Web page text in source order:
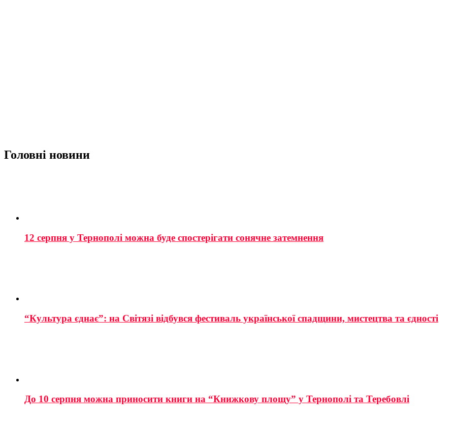
Головні новини
12 серпня у Тернополі можна буде спостерігати сонячне затемнення
“Культура єднає”: на Світязі відбувся фестиваль української спадщини, мистецтва та єдності
До 10 серпня можна приносити книги на “Книжкову площу” у Тернополі та Теребовлі